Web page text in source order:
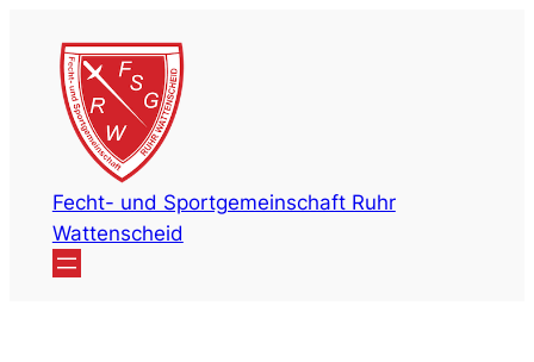
Inhalt
springen
Fecht- und Sportgemeinschaft Ruhr
Wattenscheid